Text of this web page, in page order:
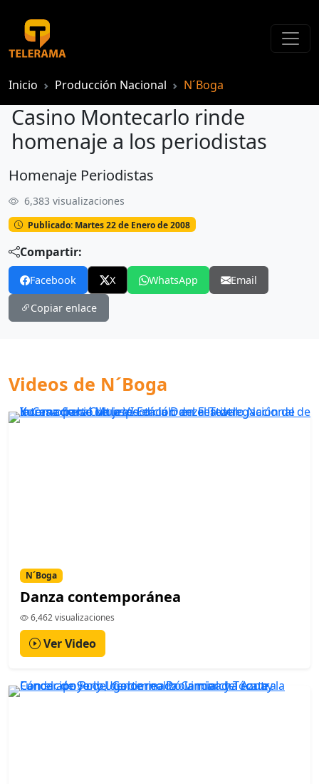
Inicio Producción Nacional N´Boga
Casino Montecarlo rinde
homenaje a los periodistas
Homenaje Periodistas
6,383 visualizaciones
Publicado: Martes 22 de Enero de 2008
Compartir:
Facebook X WhatsApp Email
Copiar enlace
Videos de N´Boga
N´Boga
Danza contemporánea
6,462 visualizaciones
Ver Video